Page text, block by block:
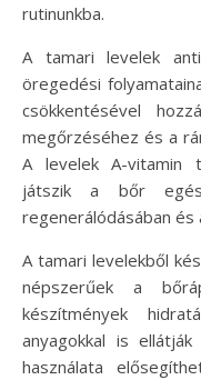
rutinunkba.
A tamari levelek
öregedési
csökkentésével
megőrzéséhez és a
A levelek A-vitamin
játszik a bőr
regenerálódásában
A tamari levelekből
népszerűek a
készítmények
anyagokkal is
használata